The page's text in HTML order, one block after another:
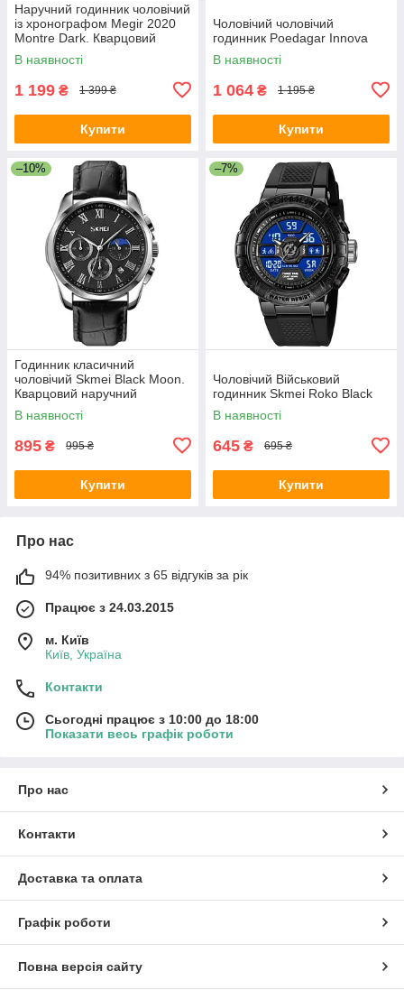
Наручний годинник чоловічий
із хронографом Megir 2020
Montre Dark. Кварцовий
годинник гарний
В наявності
1 199 ₴ 1 399 ₴
Купити
Чоловічий чоловічий
годинник Poedagar Innova
В наявності
1 064 ₴ 1 195 ₴
Купити
–10%
Годинник класичний
чоловічий Skmei Black Moon.
Кварцовий наручний
годинник
В наявності
895 ₴ 995 ₴
Купити
–7%
Чоловічий Військовий
годинник Skmei Roko Black
В наявності
645 ₴ 695 ₴
Купити
Про нас
94% позитивних з 65 відгуків за рік
Працює з 24.03.2015
м. Київ
Київ, Україна
Контакти
Сьогодні працює з 10:00 до 18:00
Показати весь графік роботи
Про нас
Контакти
Доставка та оплата
Графік роботи
Повна версія сайту